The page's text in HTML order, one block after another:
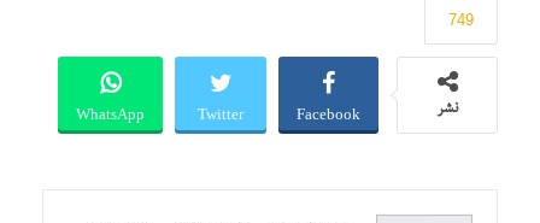
749
نشر Facebook
Twitter
WhatsApp